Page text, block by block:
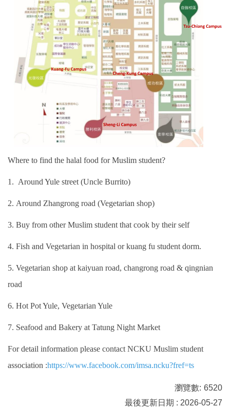
Where to find the halal food for Muslim student?
1. Around Yule street (Uncle Burrito)
2. Around Zhangrong road (Vegetarian shop)
3. Buy from other Muslim student that cook by their self
4. Fish and Vegetarian in hospital or kuang fu student dorm.
5. Vegetarian shop at kaiyuan road, changrong road & qingnian
road
6. Hot Pot Yule, Vegetarian Yule
7. Seafood and Bakery at Tatung Night Market
For detail information please contact NCKU Muslim student
association :https://www.facebook.com/imsa.ncku?fref=ts
瀏覽數: 6520
最後更新日期 : 2026-05-27